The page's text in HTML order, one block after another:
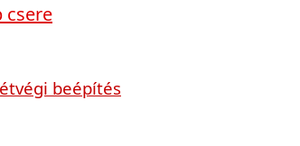
csere
beépítés